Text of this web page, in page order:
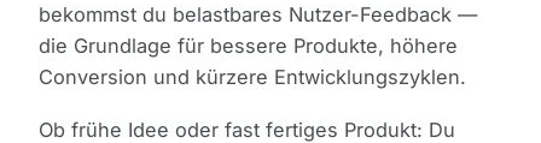
bekommst du belastbares Nutzer-Feedback —
die Grundlage für bessere Produkte, höhere
Conversion und kürzere Entwicklungszyklen.
Ob frühe Idee oder fast fertiges Produkt: Du